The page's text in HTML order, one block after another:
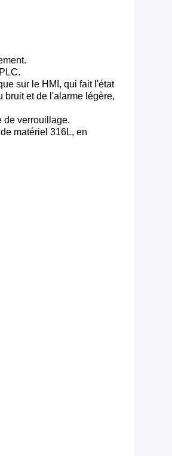
sur le HMI, qui fait l'état
bruit et de l'alarme légère,
de verrouillage.
matériel 316L, en